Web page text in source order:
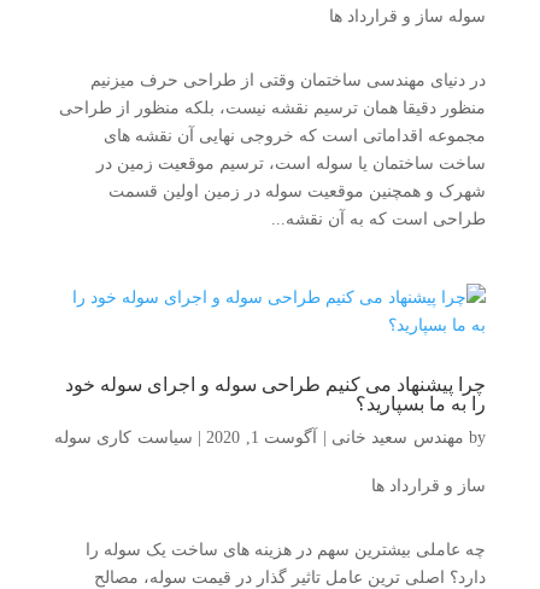
سوله ساز و قرارداد ها
در دنیای مهندسی ساختمان وقتی از طراحی حرف میزنیم
منظور دقیقا همان ترسیم نقشه نیست، بلکه منظور از طراحی
مجموعه اقداماتی است که خروجی نهایی آن نقشه های
ساخت ساختمان یا سوله است، ترسیم موقعیت زمین در
شهرک و همچنین موقعیت سوله در زمین اولین قسمت
طراحی است که به آن نقشه...
چرا پیشنهاد می کنیم طراحی سوله و اجرای سوله خود
را به ما بسپارید؟
by مهندس سعید خانی آگوست 1, 2020 | سیاست کاری سوله
ساز و قرارداد ها
چه عاملی بیشترین سهم در هزینه های ساخت یک سوله را
دارد؟ اصلی ترین عامل تاثیر گذار در قیمت سوله، مصالح